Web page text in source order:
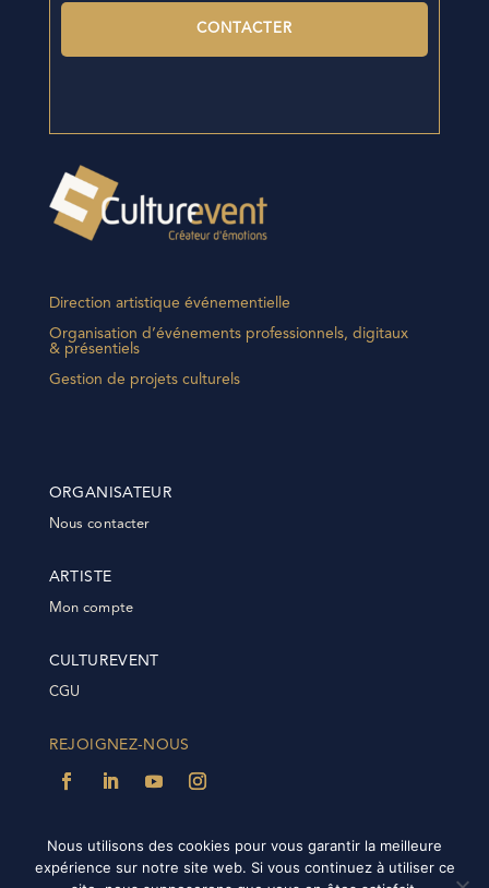
Direction artistique événementielle
Organisation d’événements professionnels, digitaux
& présentiels
Gestion de projets culturels
ORGANISATEUR
Nous contacter
ARTISTE
Mon compte
CULTUREVENT
CGU
REJOIGNEZ-NOUS
@2022 Culturevent | Tous droits réservés | Plateforme
Nous utilisons des cookies pour vous garantir la meilleure
expérience sur notre site web. Si vous continuez à utiliser ce